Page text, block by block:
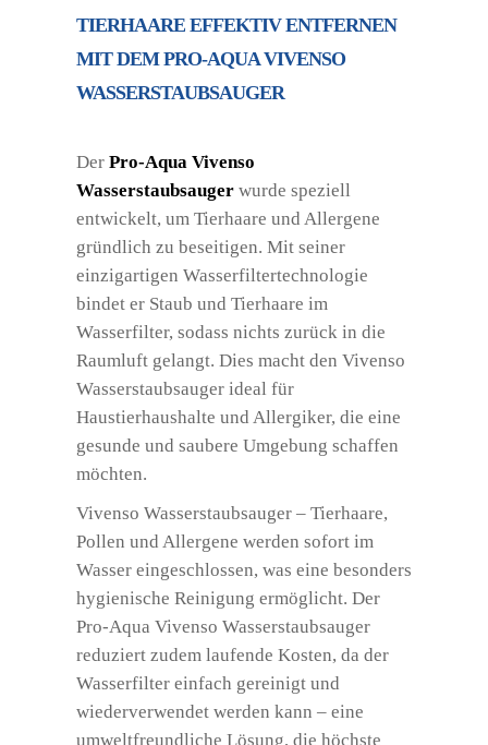
TIERHAARE EFFEKTIV ENTFERNEN
MIT DEM PRO-AQUA VIVENSO
WASSERSTAUBSAUGER
Der Pro-Aqua Vivenso
Wasserstaubsauger wurde speziell
entwickelt, um Tierhaare und Allergene
gründlich zu beseitigen. Mit seiner
einzigartigen Wasserfiltertechnologie
bindet er Staub und Tierhaare im
Wasserfilter, sodass nichts zurück in die
Raumluft gelangt. Dies macht den Vivenso
Wasserstaubsauger ideal für
Haustierhaushalte und Allergiker, die eine
gesunde und saubere Umgebung schaffen
möchten.
Vivenso Wasserstaubsauger – Tierhaare,
Pollen und Allergene werden sofort im
Wasser eingeschlossen, was eine besonders
hygienische Reinigung ermöglicht. Der
Pro-Aqua Vivenso Wasserstaubsauger
reduziert zudem laufende Kosten, da der
Wasserfilter einfach gereinigt und
wiederverwendet werden kann – eine
umweltfreundliche Lösung, die höchste